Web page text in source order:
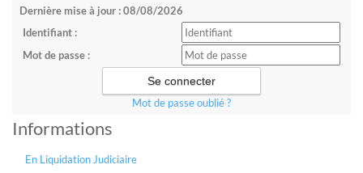
Dernière mise à jour : 08/08/2026
Identifiant :
Mot de passe :
Mot de passe oublié ?
Informations
En Liquidation Judiciaire